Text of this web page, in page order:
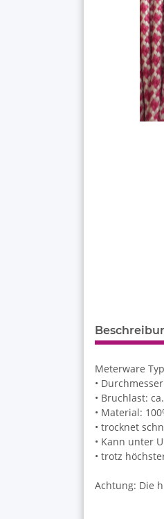
Meterware
•
• Bruchlast:
• Material:
• trocknet
• Kann unter
• trotz
Achtung: Die